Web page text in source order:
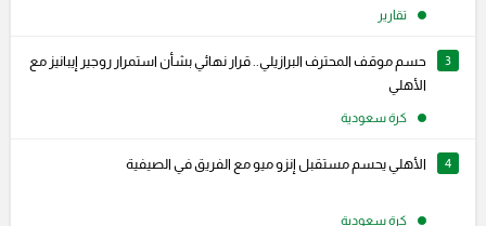
تقارير
3
حسم موقف المحترف البرازيلي.. قرار نهائي بشأن استمرار روجير إيبانيز مع
الأهلي
كرة سعودية
4 الأهلي يحسم مستقبل إنزو ميو مع الفريق في الصيفية
كرة سعودية